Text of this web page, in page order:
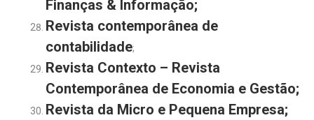
Finanças & Informação;
Revista contemporânea de
contabilidade;
Revista Contexto – Revista
Contemporânea de Economia e Gestão;
Revista da Micro e Pequena Empresa;